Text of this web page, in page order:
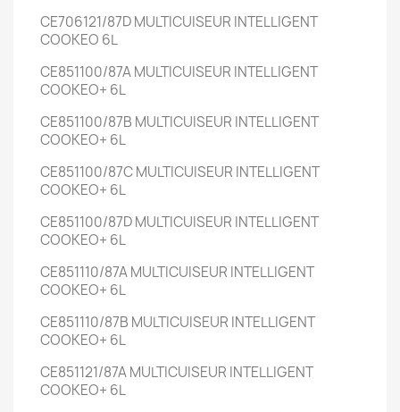
CE706121/87DMULTICUISEUR INTELLIGENT
COOKEO 6L
CE851100/87AMULTICUISEUR INTELLIGENT
COOKEO+ 6L
CE851100/87B MULTICUISEUR INTELLIGENT
COOKEO+ 6L
CE851100/87CMULTICUISEUR INTELLIGENT
COOKEO+ 6L
CE851100/87DMULTICUISEUR INTELLIGENT
COOKEO+ 6L
CE851110/87AMULTICUISEUR INTELLIGENT
COOKEO+ 6L
CE851110/87B MULTICUISEUR INTELLIGENT
COOKEO+ 6L
CE851121/87AMULTICUISEUR INTELLIGENT
COOKEO+ 6L